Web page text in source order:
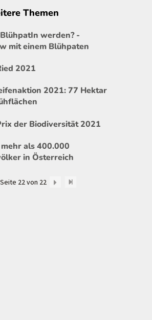
Themen
werden? -
mit einem Blühpaten
2021
2021: 77 Hektar
der Biodiversität 2021
als 400.000
in Österreich
Seite 22 von 22